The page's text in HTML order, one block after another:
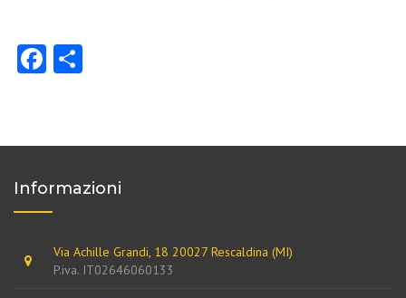
Facebook
Informazioni
Via Achille Grandi, 18 20027 Rescaldina (MI)
P.iva. IT02646060133